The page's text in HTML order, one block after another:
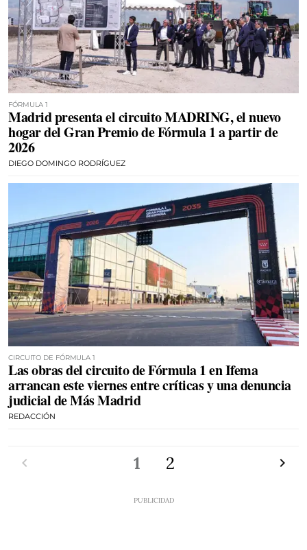
FÓRMULA 1
Madrid presenta el circuito MADRING, el nuevo
hogar del Gran Premio de Fórmula 1 a partir de
2026
DIEGO DOMINGO RODRÍGUEZ
CIRCUITO DE FÓRMULA 1
Las obras del circuito de Fórmula 1 en Ifema
arrancan este viernes entre críticas y una denuncia
judicial de Más Madrid
REDACCIÓN
1 2